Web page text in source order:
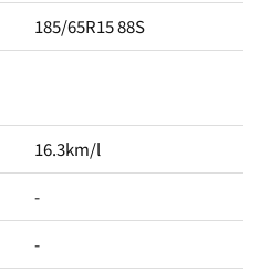
185/65R15 88S
16.3km/l
-
-